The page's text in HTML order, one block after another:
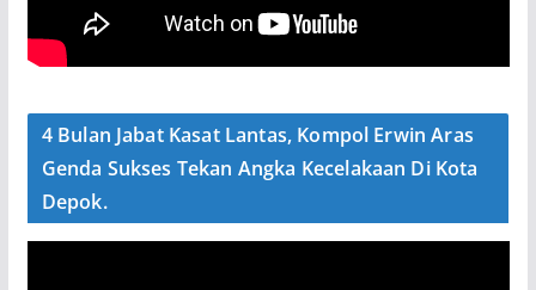
4 Bulan Jabat Kasat Lantas, Kompol Erwin Aras
Genda Sukses Tekan Angka Kecelakaan Di Kota
Depok.